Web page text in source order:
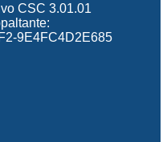
CSC 3.01.01
9E4FC4D2E685